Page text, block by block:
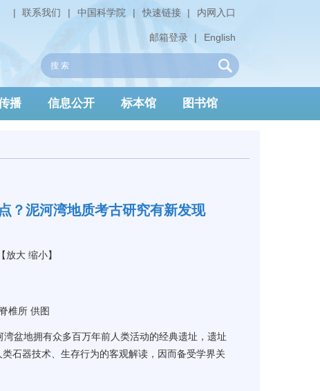
内网入口
|
快速链接
|
中国科学院
|
联系我们
|
English
|
邮箱登录
播 信息公开 标本馆 图书馆
？泥河湾地质考古研究有新发现
【放大 缩小】
椎所 供图
盆地拥有众多百万年前人类活动的经典遗址，遗址
石器技术、生存行为的客观解读，因而备受学界关